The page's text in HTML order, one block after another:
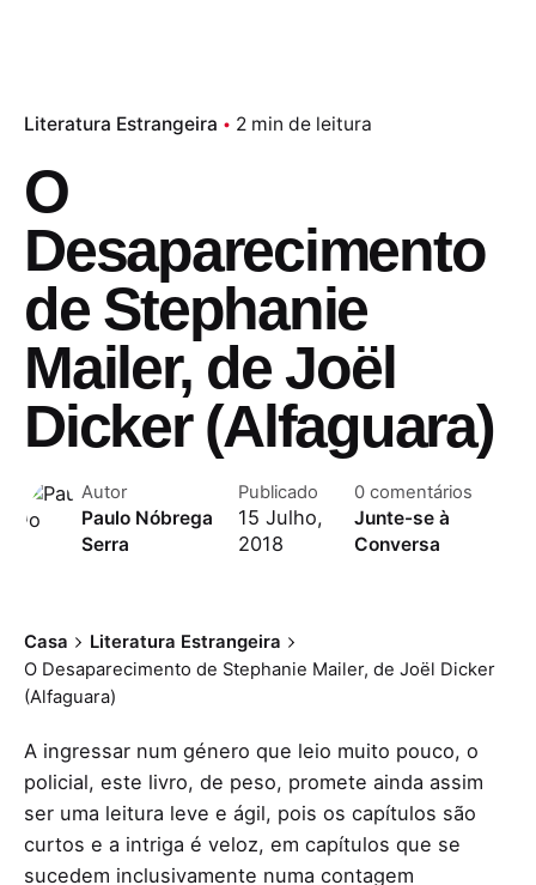
Literatura Estrangeira 2 min de leitura
O
Desaparecimento
de Stephanie
Mailer, de Joël
Dicker (Alfaguara)
Autor
Paulo Nóbrega
Serra
Publicado
15 Julho,
2018
0 comentários
Junte-se à
Conversa
Casa
Literatura Estrangeira
O Desaparecimento de Stephanie Mailer, de Joël Dicker
(Alfaguara)
A ingressar num género que leio muito pouco, o
policial, este livro, de peso, promete ainda assim
ser uma leitura leve e ágil, pois os capítulos são
curtos e a intriga é veloz, em capítulos que se
sucedem inclusivamente numa contagem